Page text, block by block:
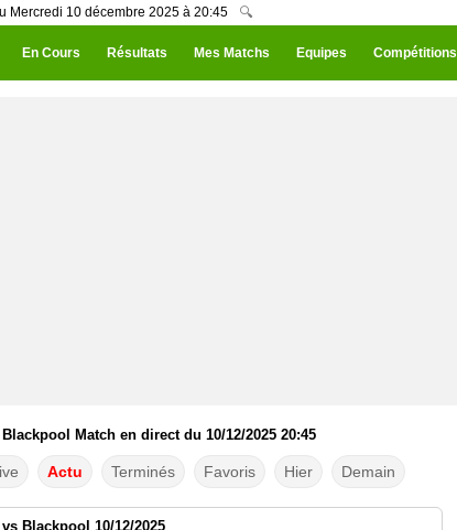
Mercredi 10 décembre 2025 à 20:45 🔍
En Cours Résultats Mes Matchs Equipes Compétitions
Match en direct du 10/12/2025 20:45
Actu Terminés Favoris Hier Demain
Blackpool 10/12/2025